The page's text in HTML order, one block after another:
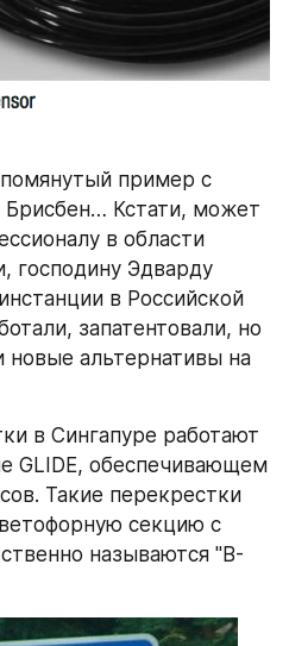
пример с
Кстати, может
в области
господину Эдварду
в Российской
запатентовали, но
альтернативы на
в Сингапуре работают
GLIDE, обеспечивающем
Такие перекрестки
секцию с
называются "B-